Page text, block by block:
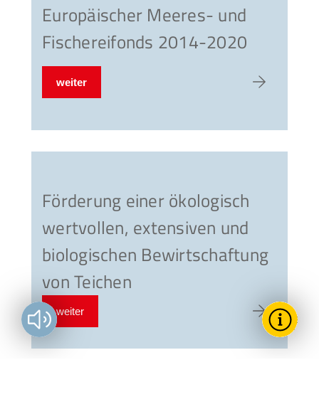
Vorlesen?
Europäischer Meeres- und
Fischereifonds 2014-2020
weiter
zum
Förderung einer ökologisch
wertvollen, extensiven und
biologischen Bewirtschaftung
von Teichen
weiter
zum
Toggle
Wie